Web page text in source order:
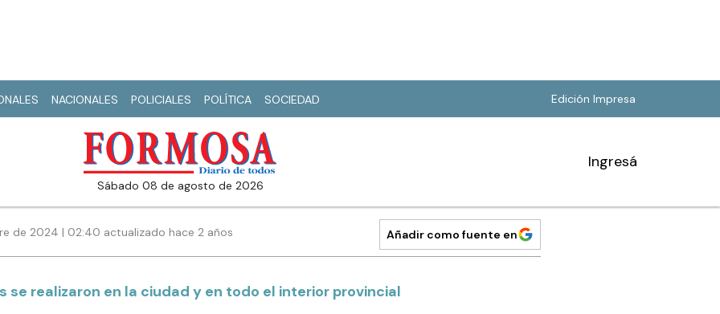
NACIONALES POLICIALES POLÍTICA SOCIEDAD Edición Impresa
sábado 08 de agosto de 2026
Ingresá
de 2024 | 02:40 actualizado hace 2 años Añadir como fuente en
realizaron en la ciudad y en todo el interior provincial